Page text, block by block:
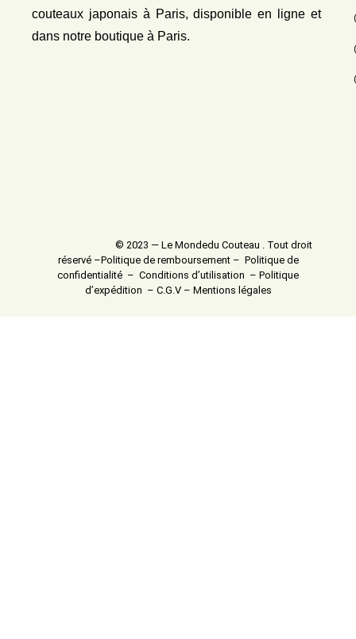
couteaux japonais à Paris, disponible en ligne et
dans notre boutique à Paris.
© 2023 — Le Mondedu Couteau . Tout droit
réservé –Politique de remboursement – Politique de
confidentialité – Conditions d’utilisation – Politique
d’expédition – C.G.V– Mentions légales